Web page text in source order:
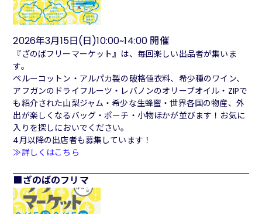
2026年3月15日(日)10:00~14:00 開催
『ざのばフリーマーケット』は、毎回楽しい出品者が集いま
す。
ペルーコットン・アルパカ製の破格値衣料、希少種のワイン、
アフガンのドライフルーツ・レバノンのオリーブオイル・ZIPで
も紹介された山梨ジャム・希少な生蜂蜜・世界各国の物産、外
出が楽しくなるバッグ・ポーチ・小物ほかが並びます！お気に
入りを探しにおいでください。
4月以降の出店者も募集しています！
≫詳しくはこちら
ざのばのフリマ